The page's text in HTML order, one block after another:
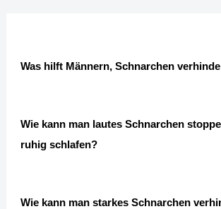
Was hilft Männern, Schnarchen
Wie kann man lautes Schnarchen
ruhig schlafen?
Wie kann man starkes Schnarchen